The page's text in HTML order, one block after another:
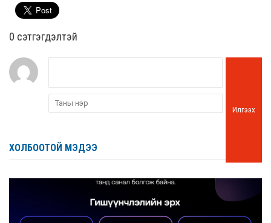
0 cэтгэгдэлтэй
Илгээх
ХОЛБООТОЙ МЭДЭЭ